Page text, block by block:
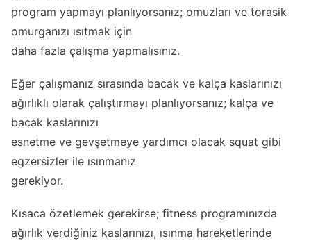
program yapmayı planlıyorsanız; omuzları ve torasik
omurganızı ısıtmak için
daha fazla çalışma yapmalısınız.
Eğer çalışmanız sırasında bacak ve kalça kaslarınızı
ağırlıklı olarak çalıştırmayı planlıyorsanız; kalça ve
bacak kaslarınızı
esnetme ve gevşetmeye yardımcı olacak squat gibi
egzersizler ile ısınmanız
gerekiyor.
Kısaca özetlemek gerekirse; fitness programınızda
ağırlık verdiğiniz kaslarınızı, ısınma hareketlerinde